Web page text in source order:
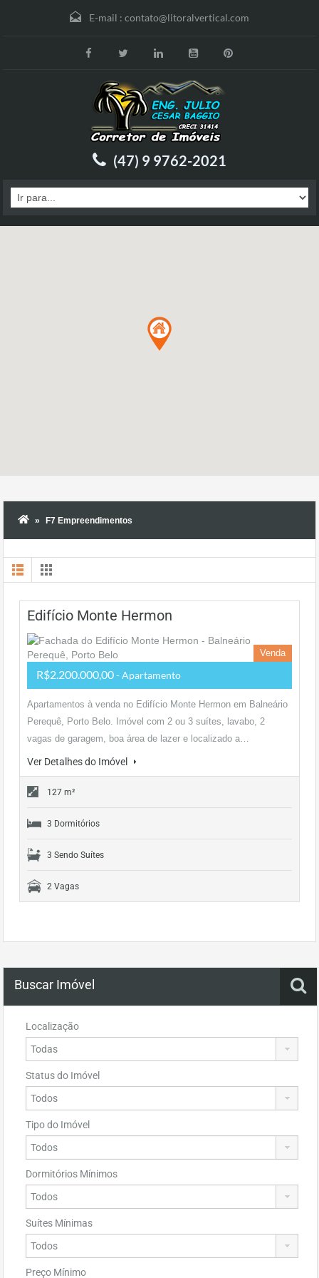
E-mail : contato@litoralvertical.com
(47) 9 9762-2021
F7 Empreendimentos
Edifício Monte Hermon
Venda
R$2.200.000,00- Apartamento
Apartamentos à venda no Edifício Monte Hermon em Balneário
Perequê, Porto Belo. Imóvel com 2 ou 3 suítes, lavabo, 2
vagas de garagem, boa área de lazer e localizado a…
Ver Detalhes do Imóvel
127 m²
3 Dormitórios
3 Sendo Suítes
2 Vagas
Buscar Imóvel
Localização
Status do Imóvel
Tipo do Imóvel
Dormitórios Mínimos
Suítes Mínimas
Preço Mínimo